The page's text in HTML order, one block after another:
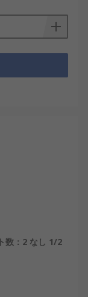
数：2 なし 1/2